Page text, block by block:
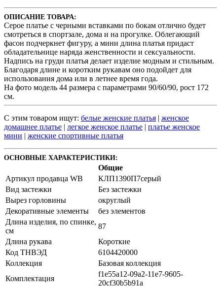
ОПИСАНИЕ ТОВАРА:
Серое платье с черными вставками по бокам отлично будет
смотреться в спортзале, дома и на прогулке. Облегающий
фасон подчеркнет фигуру, а мини длина платья придаст
обладательнице наряда женственности и сексуальности.
Надпись на груди платья делает изделие модным и стильным.
Благодаря длине и коротким рукавам оно подойдет для
использования дома или в летнее время года.
На фото модель 44 размера с параметрами 90/60/90, рост 172
см.
С этим товаром ищут: белые женские платья | женское
домашнее платье | легкое женское платье | платье женское
мини | женские спортивные платья
ОСНОВНЫЕ ХАРАКТЕРИСТИКИ:
Общие
Артикул продавца WB
КЛП1390П7серый
Вид застежки
Без застежки
Вырез горловины
округлый
Декоративные элементы
без элементов
Длина изделия, по спинке,
см
87
Длина рукава
Короткие
Код ТНВЭД
6104420000
Коллекция
Базовая коллекция
Комплектация
f1e55a12-09a2-11e7-9605-
20cf30b5b91a